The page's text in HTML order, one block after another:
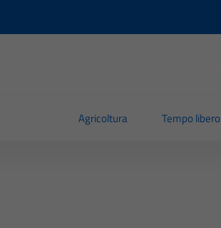
Agricoltura Tempo libero